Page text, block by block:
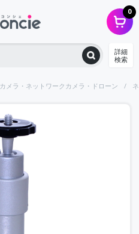
0
詳細
検索
カメラ・ネットワークカメラ・ドローン